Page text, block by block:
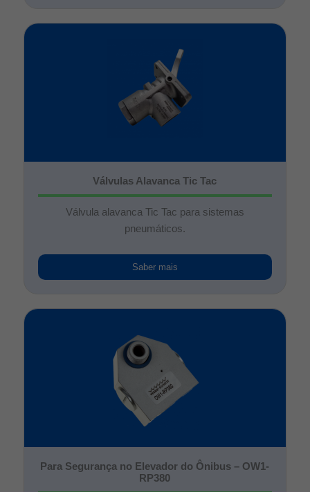
Válvulas Alavanca Tic Tac
Válvula alavanca Tic Tac para sistemas
pneumáticos.
Saber mais
Para Segurança no Elevador do Ônibus – OW1-
RP380